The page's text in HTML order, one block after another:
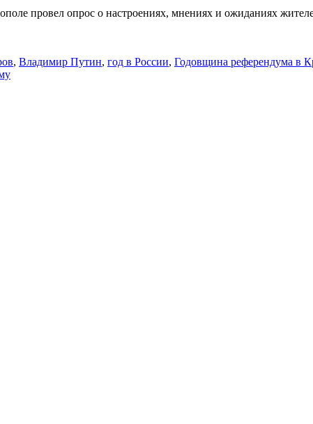
провел опрос о настроениях, мнениях и ожиданиях
, Владимир Путин, год в России, Годовщина референдума в